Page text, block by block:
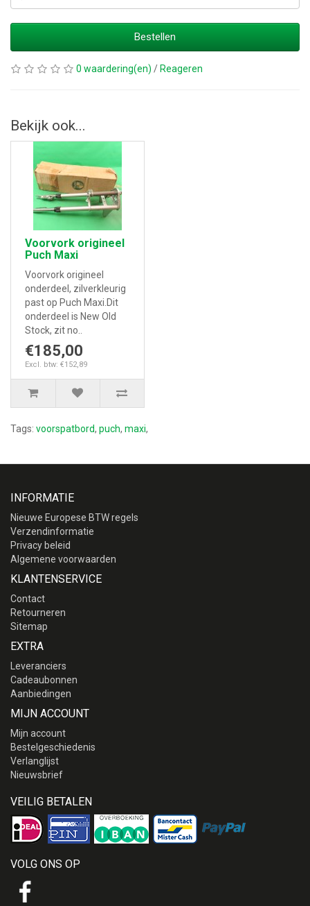
Bestellen
0 waardering(en) / Reageren
Bekijk ook...
Voorvork origineel
Puch Maxi
Voorvork origineel
onderdeel, zilverkleurig
past op Puch Maxi.Dit
onderdeel is New Old
Stock, zit no..
€185,00
Excl. btw: €152,89
Tags: voorspatbord, puch, maxi,
INFORMATIE
Nieuwe Europese BTW regels
Verzendinformatie
Privacy beleid
Algemene voorwaarden
KLANTENSERVICE
Contact
Retourneren
Sitemap
EXTRA
Leveranciers
Cadeaubonnen
Aanbiedingen
MIJN ACCOUNT
Mijn account
Bestelgeschiedenis
Verlanglijst
Nieuwsbrief
VEILIG BETALEN
VOLG ONS OP